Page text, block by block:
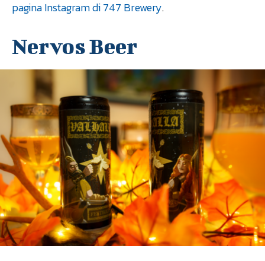
pagina Instagram di 747 Brewery.
Nervos Beer